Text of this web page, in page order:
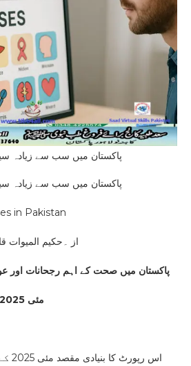
پاکستان میں سب سے زیادہ
پاکستان میں سب سے زیادہ
in Pakistan
از ۔حکیم
پاکستان میں صحت کے اہم رجحانات اور
مئی 2025 کے اعداد و شمار کا تجزیہ
اس رپورٹ کا بنیادی مقصد مئی 2025 کے دوران دستیاب